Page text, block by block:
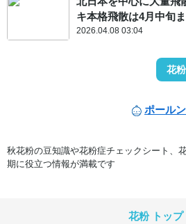
キ本格飛散は4月中旬
2026.04.08 03:04
花
ポール
秋花粉の豆知識や花粉症チェックシート、
期に役立つ情報が満載です
花粉 トップ